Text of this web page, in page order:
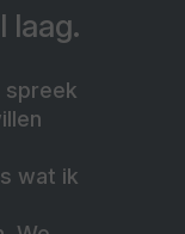
laag.
spreek
wat ik